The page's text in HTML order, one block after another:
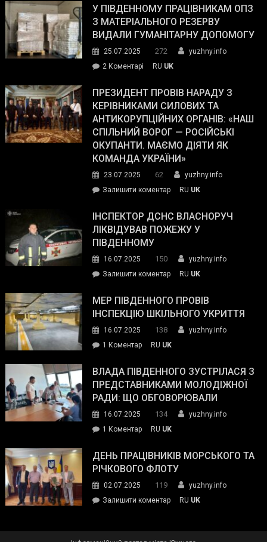
завойовує
симпатії
виборців
The
Street
Journal.
У ПІВДЕННОМУ ПРАЦІВНИКАМ ОПЗ
З МАТЕРІАЛЬНОГО РЕЗЕРВУ
ВИДАЛИ ГУМАНІТАРНУ ДОПОМОГУ
25.07.2025 272
yuzhny.info
2 Коментарі
Південному
працівникам
ОПЗ
з
матеріального
резерву
гуманітарну
допомогу
RU UK
ПРЕЗИДЕНТ ПРОВІВ НАРАДУ З
КЕРІВНИКАМИ СИЛОВИХ ТА
АНТИКОРУПЦІЙНИХ ОРГАНІВ: «НАШ
СПІЛЬНИЙ ВОРОГ — РОСІЙСЬКІ
ОКУПАНТИ. МАЄМО ДІЯТИ ЯК
КОМАНДА УКРАЇНИ»
23.07.2025 62
yuzhny.info
Залишити коментарon
провів
нараду
силових
та
органів:
«Наш
спільний
окупанти.
Маємо
діяти
команда
RU UK
ІНСПЕКТОР ДСНС ВЛАСНОРУЧ
ЛІКВІДУВАВ ПОЖЕЖУ У
ПІВДЕННОМУ
16.07.2025 150
yuzhny.info
Залишити коментарon
ДСНС
власноруч
пожежу
у
RU UK
МЕР ПІВДЕННОГО ПРОВІВ
ІНСПЕКЦІЮ ШКІЛЬНОГО УКРИТТЯ
16.07.2025 138
yuzhny.info
1 Коментардо
Південного
провів
інспекцію
укриття
RU UK
ВЛАДА ПІВДЕННОГО ЗУСТРІЛАСЯ З
ПРЕДСТАВНИКАМИ МОЛОДІЖНОЇ
РАДИ: ЩО ОБГОВОРЮВАЛИ
16.07.2025 134
yuzhny.info
1 Коментардо
Південного
зустрілася
представниками
молодіжної
RU UK
ДЕНЬ ПРАЦІВНИКІВ МОРСЬКОГО ТА
РІЧКОВОГО ФЛОТУ
02.07.2025 119
yuzhny.info
Залишити коментарon
RU UK